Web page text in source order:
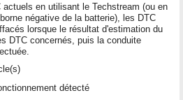
en utilisant le Techstream (ou en
négative de la batterie), les DTC
lorsque le résultat d'estimation du
DTC concernés, puis la conduite
détecté